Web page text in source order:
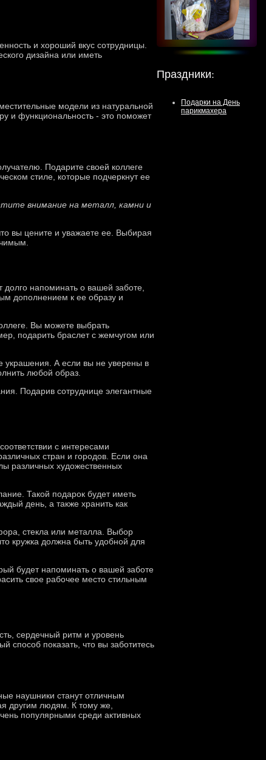
и хороший вкус сотрудницы.
дизайна или иметь
модели из натуральной
и функциональность - это поможет
Подарите своей коллеге
стиле, которые подчеркнут ее
внимание на металл, камни и
вы цените и уважаете ее. Выбирая
долго напоминать о вашей заботе,
дополнением к ее образу и
Вы можете выбрать
подарить браслет с жемчугом или
украшения. А если вы не уверены в
любой образ.
Подарив сотруднице элегантные
с интересами
стран и городов. Если она
различных художественных
Такой подарок будет иметь
день, а также хранить как
стекла или металла. Выбор
кружка должна быть удобной для
будет напоминать о вашей заботе
свое рабочее место стильным
сердечный ритм и уровень
способ показать, что вы заботитесь
наушники станут отличным
другим людям. К тому же,
популярными среди активных
Праздники:
Подарки на День
парикмахера